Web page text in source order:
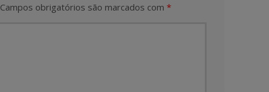
Campos obrigatórios são marcados com *